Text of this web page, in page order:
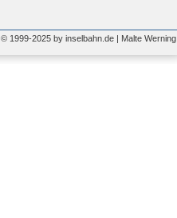
© 1999-2025 by inselbahn.de | Malte Werning